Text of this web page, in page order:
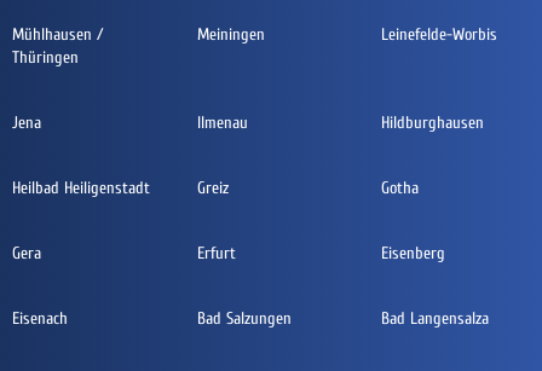
Mühlhausen /
Thüringen
Meiningen Leinefelde-Worbis
Jena Ilmenau Hildburghausen
Heilbad Heiligenstadt Greiz Gotha
Gera Erfurt Eisenberg
Eisenach Bad Salzungen Bad Langensalza